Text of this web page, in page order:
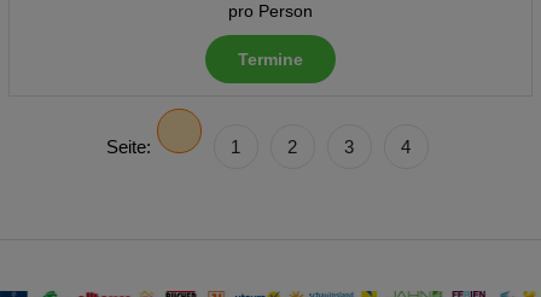
pro Person
Termine
Seite: 1 2 3 4